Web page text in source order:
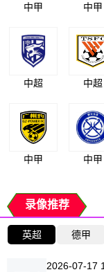
中甲 中甲
中超 中超
中甲 中甲
录像推荐
英超 德甲
2026-07-17